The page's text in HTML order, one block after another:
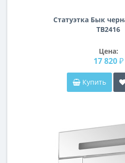
Статуэтка Бык
TB2416
Цена:
17 820 ₽
Купить